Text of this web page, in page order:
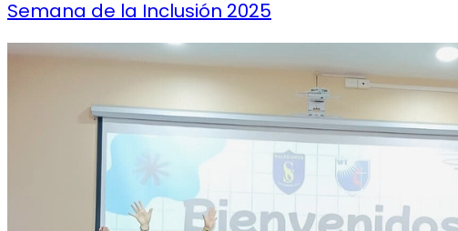
Semana de la Inclusión 2025